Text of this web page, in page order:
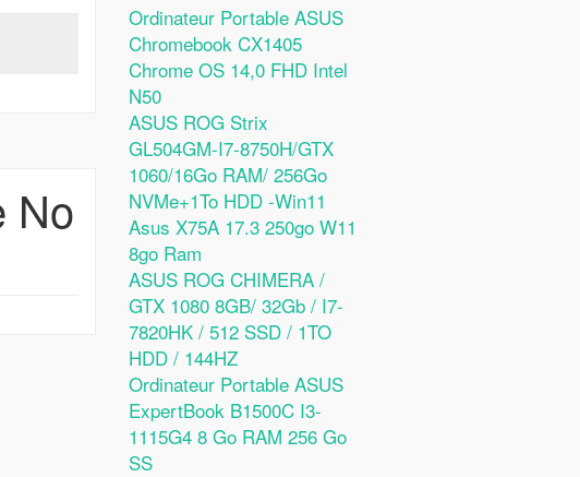
No
Ordinateur Portable ASUS
Chromebook CX1405
Chrome OS 14,0 FHD Intel
N50
ASUS ROG Strix
GL504GM-I7-8750H/GTX
1060/16Go RAM/ 256Go
NVMe+1To HDD -Win11
Asus X75A 17.3 250go W11
8go Ram
ASUS ROG CHIMERA /
GTX 1080 8GB/ 32Gb / I7-
7820HK / 512 SSD / 1TO
HDD / 144HZ
Ordinateur Portable ASUS
ExpertBook B1500C I3-
1115G4 8 Go RAM 256 Go
SS